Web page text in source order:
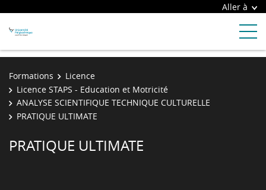
Aller à
Formations
Licence
Licence STAPS - Education et Motricité
ANALYSE SCIENTIFIQUE TECHNIQUE CULTURELLE
PRATIQUE ULTIMATE
PRATIQUE ULTIMATE